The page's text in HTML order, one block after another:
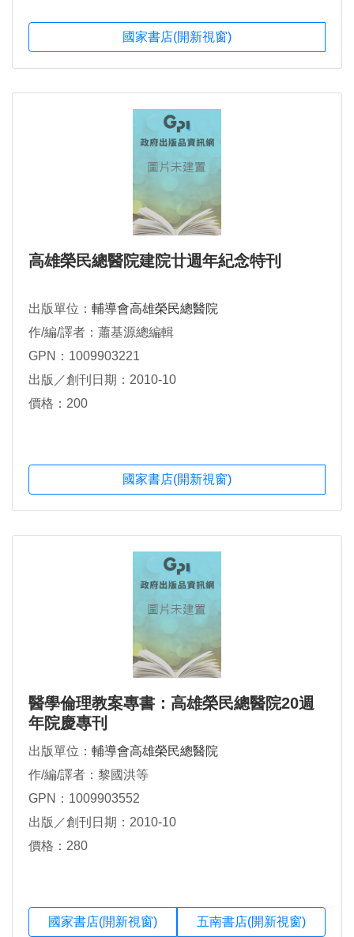
國家書店(開新視窗)
高雄榮民總醫院建院廿週年紀念特刊
出版單位： 輔導會高雄榮民總醫院
作/編/譯者：蕭基源總編輯
GPN：1009903221
出版／創刊日期：2010-10
價格：200
國家書店(開新視窗)
醫學倫理教案專書：高雄榮民總醫院20週
年院慶專刊
出版單位： 輔導會高雄榮民總醫院
作/編/譯者：黎國洪等
GPN：1009903552
出版／創刊日期：2010-10
價格：280
國家書店(開新視窗) 五南書店(開新視窗)